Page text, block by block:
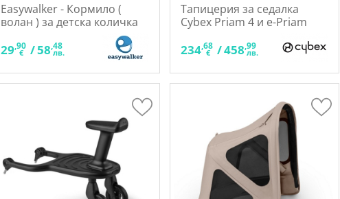
Easywalker - Кормило (
волан ) за детска количка
29,90
€ /58,48
лв.
Тапицерия за седалка
Cybex Priam 4 и e-Priam
234,68
€ /458,99
лв.